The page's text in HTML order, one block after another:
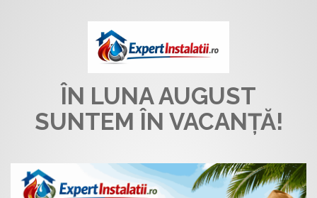
ÎN LUNA AUGUST
SUNTEM ÎN VACANȚĂ!